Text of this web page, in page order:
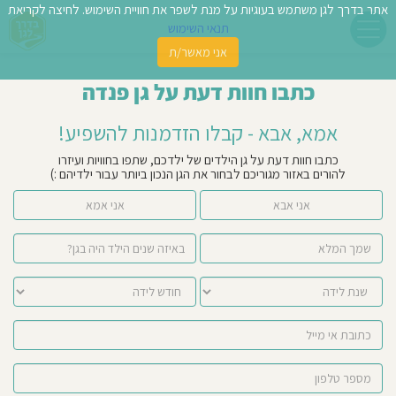
כתבו חוות דעת על גן פנדה
אמא, אבא - קבלו הזדמנות להשפיע!
כתבו חוות דעת על גן הילדים של ילדכם, שתפו בחוויות ועיזרו
להורים באזור מגוריכם לבחור את הגן הנכון ביותר עבור ילדיהם :)
אני אמא אני אבא
אתר בדרך לגן משתמש בעוגיות על מנת לשפר את חוויית השימוש. לחיצה לקריאת
תנאי השימוש
אני מאשר/ת